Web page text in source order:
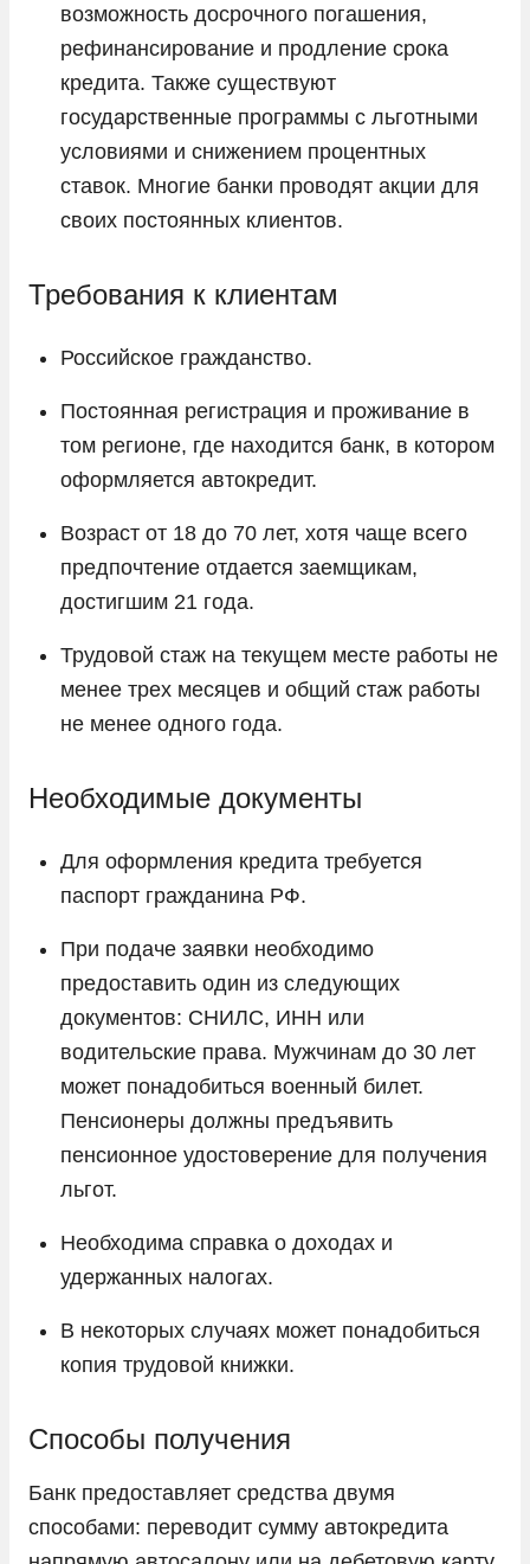
возможность досрочного погашения,
рефинансирование и продление срока
кредита. Также существуют
государственные программы с льготными
условиями и снижением процентных
ставок. Многие банки проводят акции для
своих постоянных клиентов.
Требования к клиентам
Российское гражданство.
Постоянная регистрация и проживание в
том регионе, где находится банк, в котором
оформляется автокредит.
Возраст от 18 до 70 лет, хотя чаще всего
предпочтение отдается заемщикам,
достигшим 21 года.
Трудовой стаж на текущем месте работы не
менее трех месяцев и общий стаж работы
не менее одного года.
Необходимые документы
Для оформления кредита требуется
паспорт гражданина РФ.
При подаче заявки необходимо
предоставить один из следующих
документов: СНИЛС, ИНН или
водительские права. Мужчинам до 30 лет
может понадобиться военный билет.
Пенсионеры должны предъявить
пенсионное удостоверение для получения
льгот.
Необходима справка о доходах и
удержанных налогах.
В некоторых случаях может понадобиться
копия трудовой книжки.
Способы получения
Банк предоставляет средства двумя
способами: переводит сумму автокредита